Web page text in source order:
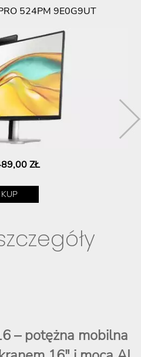
524PM 9E0G9UT
ZŁ
KUP
– potężna mobilna